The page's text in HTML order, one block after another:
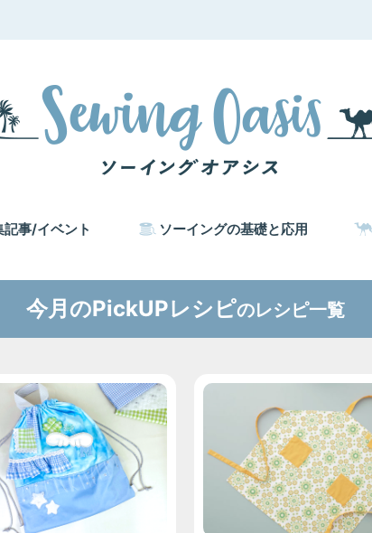
記事/イベント ソーイングの基礎と応用
今月のPickUPレシピのレシピ一覧